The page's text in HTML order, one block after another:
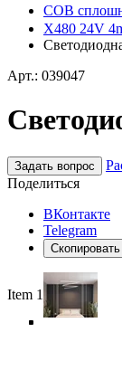
COB
X480 24V
Арт.: 039047
Задать вопрос
Поделиться
ВКонтакте
Telegram
Item 1 of 6